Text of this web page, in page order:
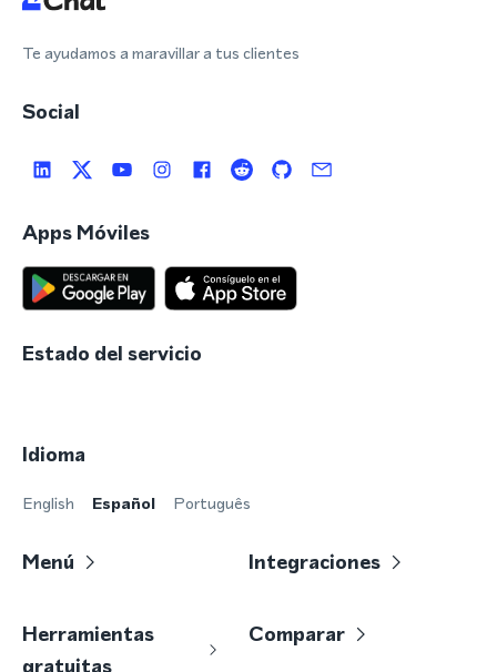
Te ayudamos a maravillar a tus clientes
Social
Apps Móviles
Estado del servicio
Idioma
English Español Português
Menú Integraciones
Herramientas
gratuitas
Comparar